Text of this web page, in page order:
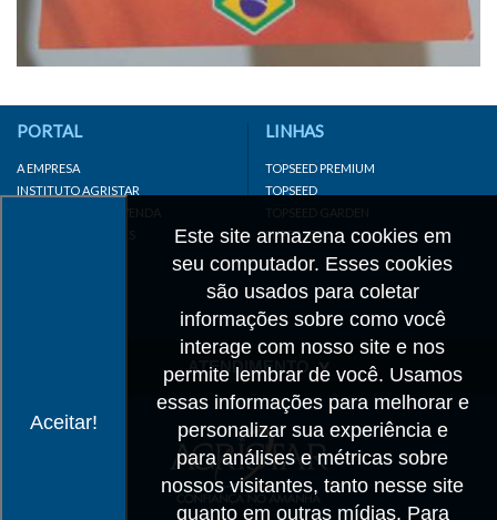
Aceitar!
Este site armazena cookies em
seu computador. Esses cookies
são usados para coletar
informações sobre como você
interage com nosso site e nos
permite lembrar de você. Usamos
essas informações para melhorar e
personalizar sua experiência e
para análises e métricas sobre
nossos visitantes, tanto nesse site
quanto em outras mídias. Para
PORTAL
A EMPRESA
INSTITUTO AGRISTAR
DISTRIBUIDOR/REVENDA
LINKS IMPORTANTES
LINHAS
TOPSEED PREMIUM
TOPSEED
TOPSEED GARDEN
SUPERSEED
ATENDIMENTO
TRABALHE CONOSCO